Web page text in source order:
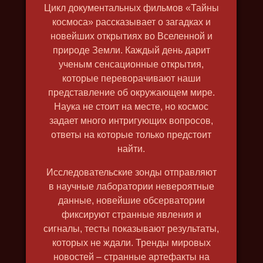
ЩЁЛКИН. КРЁСТНЫЙ ОТЕЦ
АТОМНОЙ БОМБЫ
2019, исторический, биография,
военный, докудрама, в 4k, озвучка
на английском
Цикл документальных фильмов «Тайны
космоса» рассказывает о загадках и
новейших открытиях во Вселенной и
природе Земли. Каждый день дарит
ученым сенсационные открытия,
которые переворачивают наши
представление об окружающем мире.
Наука не стоит на месте, но космос
задает много интригующих вопросов,
ответы на которые только предстоит
найти.
Исследовательские зонды отправляют
в научные лаборатории невероятные
данные, новейшие обсерватории
фиксируют странные явления и
сигналы, тесты показывают результаты,
которых не ждали. Тренды мировых
новостей – странные артефакты на